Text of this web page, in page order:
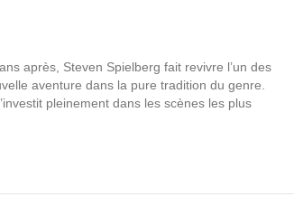
après, Steven Spielberg fait revivre l’un des
aventure dans la pure tradition du genre.
pleinement dans les scènes les plus